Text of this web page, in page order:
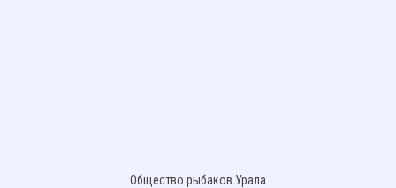
Общество рыбаков Урала